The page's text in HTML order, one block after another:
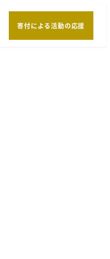
寄付による活動の応援